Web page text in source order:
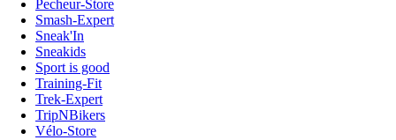
Pecheur-Store
Smash-Expert
Sneak'In
Sneakids
Sport is good
Training-Fit
Trek-Expert
TripNBikers
Vélo-Store